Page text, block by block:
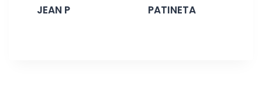
JEAN P PATINETA